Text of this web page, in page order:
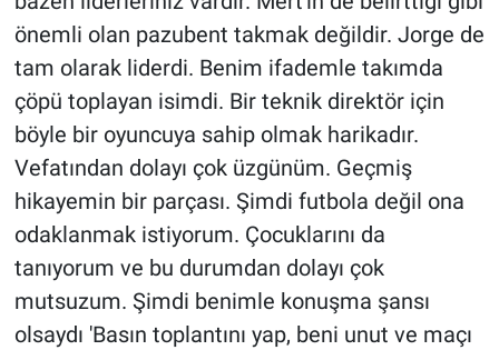
önemli olan pazubent takmak değildir. Jorge de
tam olarak liderdi. Benim ifademle takımda
çöpü toplayan isimdi. Bir teknik direktör için
böyle bir oyuncuya sahip olmak harikadır.
Vefatından dolayı çok üzgünüm. Geçmiş
hikayemin bir parçası. Şimdi futbola değil ona
odaklanmak istiyorum. Çocuklarını da
tanıyorum ve bu durumdan dolayı çok
mutsuzum. Şimdi benimle konuşma şansı
olsaydı 'Basın toplantını yap, beni unut ve maçı
Popüler
Programlar
Sağlık
Spor
Teknoloji
Türkiye'nin Geleceği